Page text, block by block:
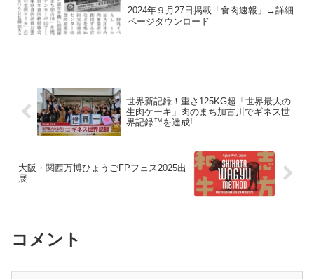
2024年９月27日掲載「食肉速報」→詳細
ページダウンロード
世界新記録！重さ125KG超「世界最大の
生肉ケーキ」肉のまち加古川でギネス世
界記録™︎を達成!
大阪・関西万博ひょうごFPフェス2025出
展
コメント